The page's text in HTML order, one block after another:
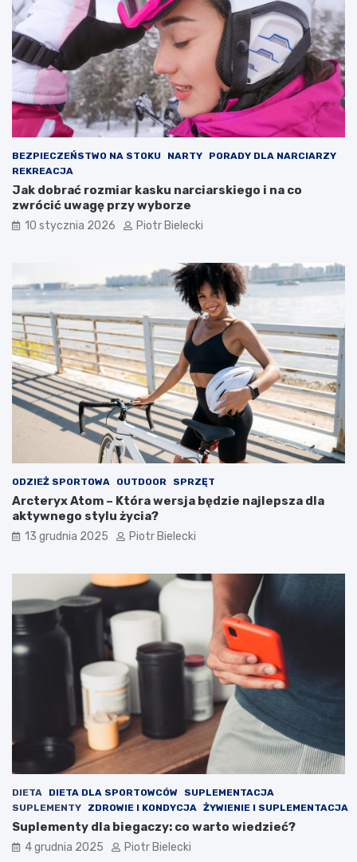
BEZPIECZEŃSTWO NA STOKU NARTY
PORADY DLA NARCIARZY
REKREACJA
Jak dobrać rozmiar kasku narciarskiego i na co
zwrócić uwagę przy wyborze
10 stycznia 2026 Piotr Bielecki
ODZIEŻ SPORTOWA OUTDOOR SPRZĘT
Arcteryx Atom – Która wersja będzie najlepsza dla
aktywnego stylu życia?
13 grudnia 2025 Piotr Bielecki
DIETA DIETA DLA SPORTOWCÓW
SUPLEMENTACJA
SUPLEMENTY
ZDROWIE I KONDYCJA ŻYWIENIE I SUPLEMENTACJA
Suplementy dla biegaczy: co warto wiedzieć?
4 grudnia 2025 Piotr Bielecki